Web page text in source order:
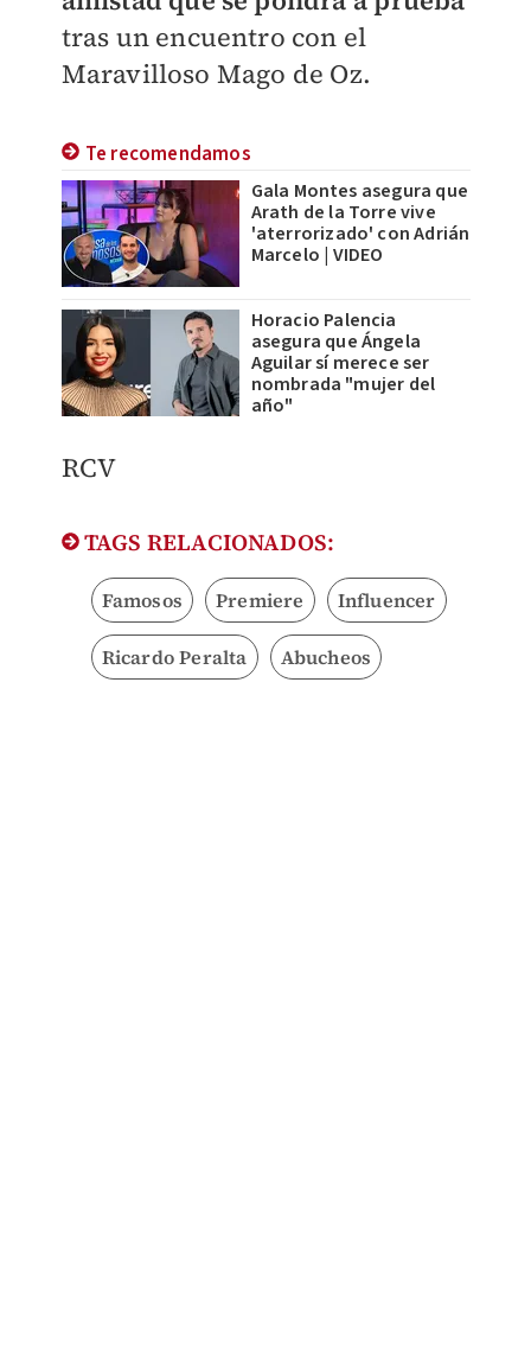
tras un encuentro con el
Maravilloso Mago de Oz.
Te recomendamos
Gala Montes asegura que
Arath de la Torre vive
'aterrorizado' con Adrián
Marcelo | VIDEO
Horacio Palencia
asegura que Ángela
Aguilar sí merece ser
nombrada "mujer del
año"
RCV
TAGS RELACIONADOS:
Famosos Premiere Influencer
Ricardo Peralta Abucheos